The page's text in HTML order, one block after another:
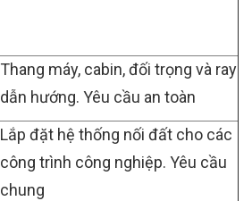
Thang máy, cabin, đối trọng và ray
dẫn hướng. Yêu cầu an toàn
Lắp đặt hệ thống nối đất cho các
công trình công nghiệp. Yêu cầu
chung